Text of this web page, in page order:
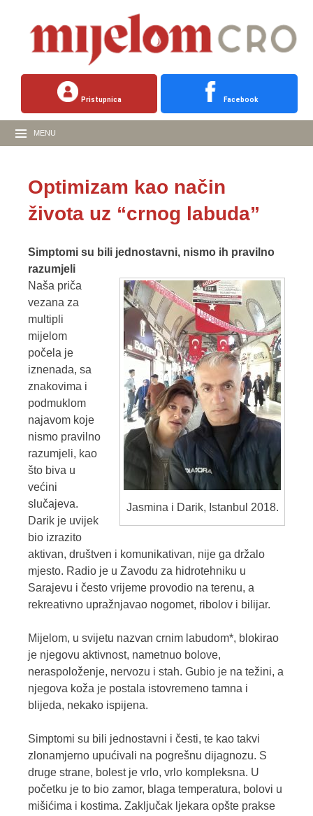
Pristupnica Facebook
MENU
Optimizam kao način
života uz “crnog labuda”
Simptomi su bili jednostavni, nismo ih pravilno
razumjeli
Jasmina i Darik, Istanbul 2018.
Naša priča
vezana za
multipli
mijelom
počela je
iznenada, sa
znakovima i
podmuklom
najavom koje
nismo pravilno
razumjeli, kao
što biva u
većini
slučajeva.
Darik je uvijek
bio izrazito
aktivan, društven i komunikativan, nije ga držalo
mjesto. Radio je u Zavodu za hidrotehniku u
Sarajevu i često vrijeme provodio na terenu, a
rekreativno upražnjavao nogomet, ribolov i bilijar.
Mijelom, u svijetu nazvan crnim labudom*, blokirao
je njegovu aktivnost, nametnuo bolove,
neraspoloženje, nervozu i stah. Gubio je na težini, a
njegova koža je postala istovremeno tamna i
blijeda, nekako ispijena.
Simptomi su bili jednostavni i česti, te kao takvi
zlonamjerno upućivali na pogrešnu dijagnozu. S
druge strane, bolest je vrlo, vrlo kompleksna. U
početku je to bio zamor, blaga temperatura, bolovi u
mišićima i kostima. Zaključak ljekara opšte prakse